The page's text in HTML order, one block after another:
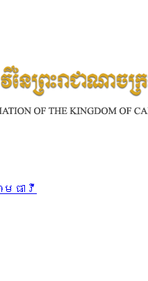
ធាវី